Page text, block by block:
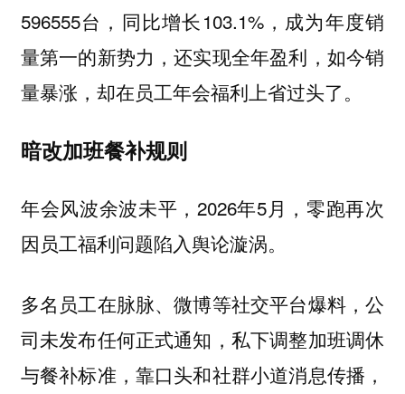
596555台，同比增长103.1%，成为年度销
量第一的新势力，还实现全年盈利，如今销
量暴涨，却在员工年会福利上省过头了。
暗改加班餐补规则
年会风波余波未平，2026年5月，零跑再次
因员工福利问题陷入舆论漩涡。
多名员工在脉脉、微博等社交平台爆料，公
司未发布任何正式通知，私下调整加班调休
与餐补标准，靠口头和社群小道消息传播，